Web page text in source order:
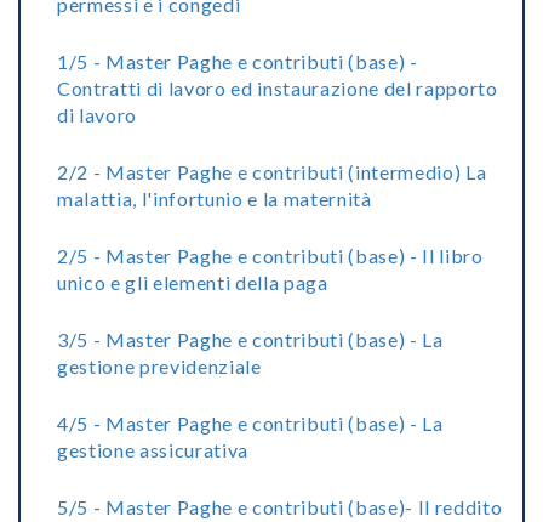
1/5 - Master Paghe e contributi (base) -
Contratti di lavoro ed instaurazione del rapporto
di lavoro
2/2 - Master Paghe e contributi (intermedio) La
malattia, l'infortunio e la maternità
2/5 - Master Paghe e contributi (base) - Il libro
unico e gli elementi della paga
3/5 - Master Paghe e contributi (base) - La
gestione previdenziale
4/5 - Master Paghe e contributi (base) - La
gestione assicurativa
5/5 - Master Paghe e contributi (base)- Il reddito